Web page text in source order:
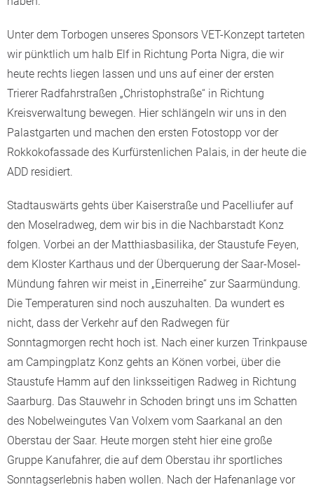
Unter dem Torbogen unseres Sponsors VET-Konzept tarteten
wir pünktlich um halb Elf in Richtung Porta Nigra, die wir
heute rechts liegen lassen und uns auf einer der ersten
Trierer Radfahrstraßen „Christophstraße“ in Richtung
Kreisverwaltung bewegen. Hier schlängeln wir uns in den
Palastgarten und machen den ersten Fotostopp vor der
Rokkokofassade des Kurfürstenlichen Palais, in der heute die
ADD residiert.
Stadtauswärts gehts über Kaiserstraße und Pacelliufer auf
den Moselradweg, dem wir bis in die Nachbarstadt Konz
folgen. Vorbei an der Matthiasbasilika, der Staustufe Feyen,
dem Kloster Karthaus und der Überquerung der Saar-Mosel-
Mündung fahren wir meist in „Einerreihe“ zur Saarmündung.
Die Temperaturen sind noch auszuhalten. Da wundert es
nicht, dass der Verkehr auf den Radwegen für
Sonntagmorgen recht hoch ist. Nach einer kurzen Trinkpause
am Campingplatz Konz gehts an Könen vorbei, über die
Staustufe Hamm auf den linksseitigen Radweg in Richtung
Saarburg. Das Stauwehr in Schoden bringt uns im Schatten
des Nobelweingutes Van Volxem vom Saarkanal an den
Oberstau der Saar. Heute morgen steht hier eine große
Gruppe Kanufahrer, die auf dem Oberstau ihr sportliches
Sonntagserlebnis haben wollen. Nach der Hafenanlage vor